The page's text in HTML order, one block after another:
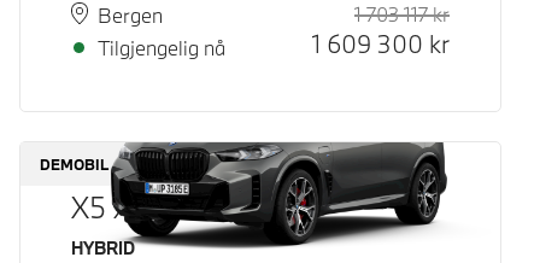
PlassBergen
Leveringstid
Tilgjengelig nå
1 703 117kr
1 609 300 kr
DEMOBIL
X5 xDrive50e
Drivstoff
HYBRID